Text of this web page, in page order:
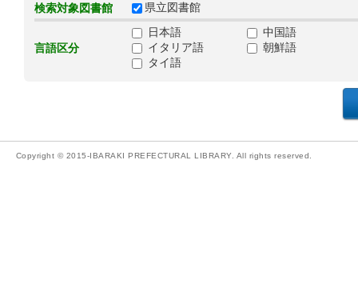
検索対象図書館 県立図書館
言語区分
日本語
中国語
イタリア語
朝鮮語
タイ語
Copyright © 2015-IBARAKI PREFECTURAL LIBRARY. All rights reserved.